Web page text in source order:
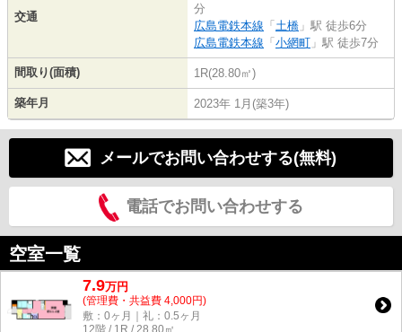
交通
分
広島電鉄本線 「 土橋 」駅 徒歩6分
広島電鉄本線 「 小網町 」駅 徒歩7分
間取り(面積) 1R(28.80㎡)
築年月 2023年 1月(築3年)
メールでお問い合わせする(無料)
電話でお問い合わせする
空室一覧
7.9万円
(管理費・共益費 4,000円)
敷：0ヶ月｜礼：0.5ヶ月